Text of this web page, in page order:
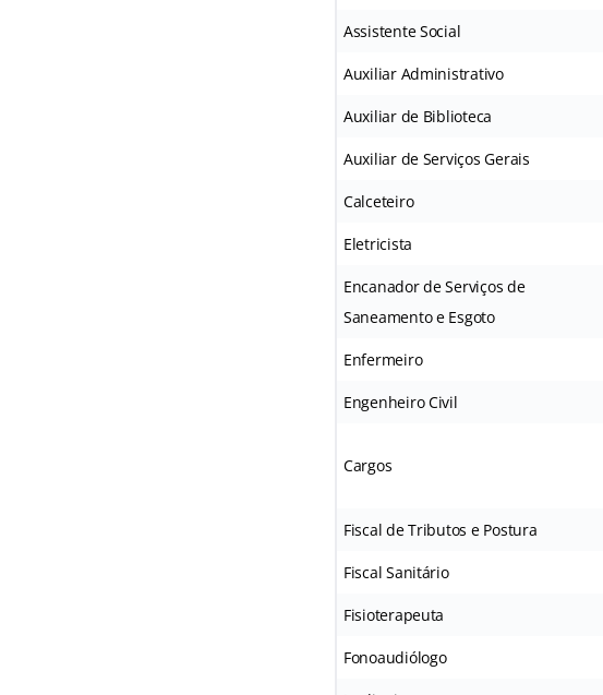
Assistente Social
Auxiliar Administrativo
Auxiliar de Biblioteca
Auxiliar de Serviços Gerais
Calceteiro
Eletricista
Encanador de Serviços de
Saneamento e Esgoto
Enfermeiro
Engenheiro Civil
Cargos
Fiscal de Tributos e Postura
Fiscal Sanitário
Fisioterapeuta
Fonoaudiólogo